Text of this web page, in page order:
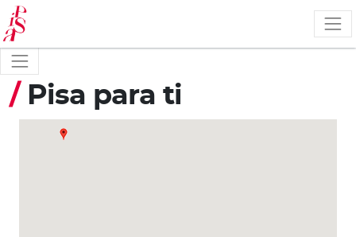
Pasar
al
contenido
principal
/ Pisa para ti